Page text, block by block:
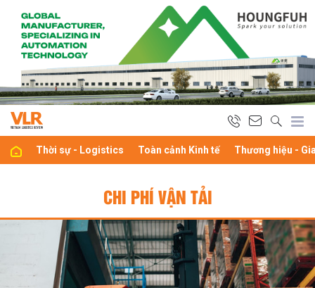
Thời sự - Logistics Toàn cảnh Kinh tế Thương hiệu -
CHI PHÍ VẬN TẢI